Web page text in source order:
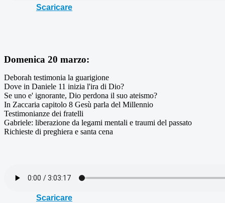
Scaricare
Domenica 20 marzo:
Deborah testimonia la guarigione
Dove in Daniele 11 inizia l'ira di Dio?
Se uno e' ignorante, Dio perdona il suo ateismo?
In Zaccaria capitolo 8 Gesù parla del Millennio
Testimonianze dei fratelli
Gabriele: liberazione da legami mentali e traumi del passato
Richieste di preghiera e santa cena
Scaricare